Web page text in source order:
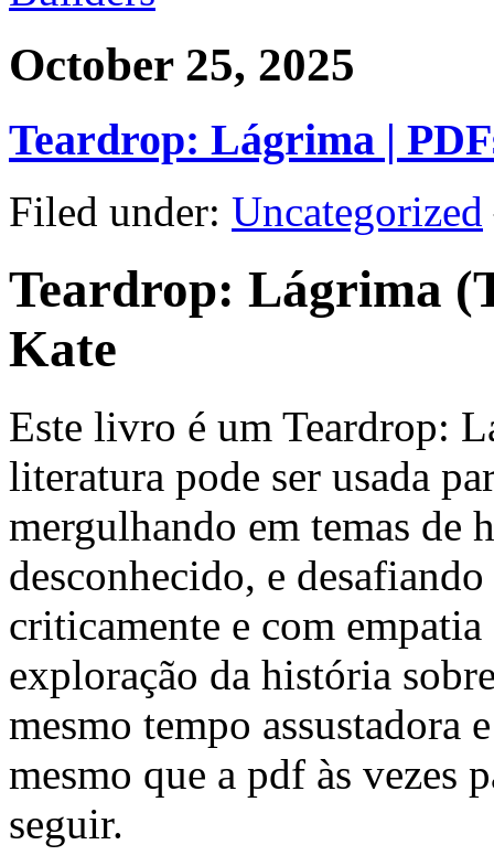
October 25, 2025
Teardrop: Lágrima |
Filed under: Uncategorized
Teardrop: Lágrima
Kate
Este livro é um Teardrop:
literatura pode ser usada
mergulhando em temas de
desconhecido, e
criticamente e com
exploração da história
mesmo tempo assustadora
mesmo que a pdf às vezes
seguir.